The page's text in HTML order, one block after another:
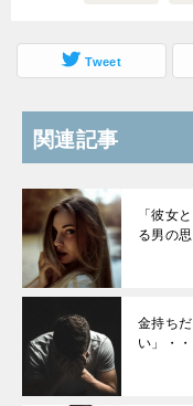
解説
Tweet
関連記事
「彼女
る男の
金持ち
い」・